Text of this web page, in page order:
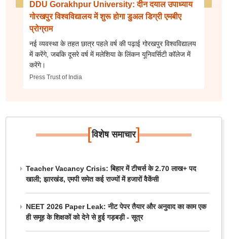
DDU Gorakhpur University: दीन दयाल उपाध्याय
गोरखपुर विश्वविद्यालय में शुरू होगा डुअल डिग्री एमबीए
प्रोग्राम
नई व्यवस्था के तहत छात्र पहले वर्ष की पढ़ाई गोरखपुर विश्वविद्यालय
में करेंगे, जबकि दूसरे वर्ष में मलेशिया के लिंकन यूनिवर्सिटी कॉलेज में
करेंगे।
Press Trust of India
[विशेष समाचार]
Teacher Vacancy Crisis: बिहार में टीचर्स के 2.70 लाख+ पद
खाली; झारखंड, एमपी समेत कई राज्यों में हजारों वैकेंसी
NEET 2026 Paper Leak: नीट पेपर तैयार और अनुवाद का काम एक
ही समूह के शिक्षकों को देने से हुई गड़बड़ी - सूत्र